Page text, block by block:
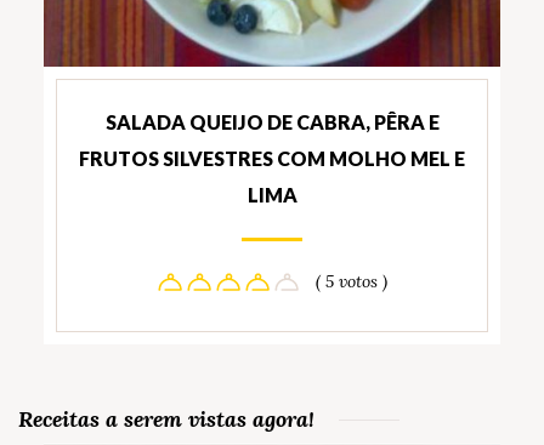
SALADA QUEIJO DE CABRA, PÊRA E
FRUTOS SILVESTRES COM MOLHO MEL E
LIMA
( 5 votos )
Receitas a serem vistas agora!